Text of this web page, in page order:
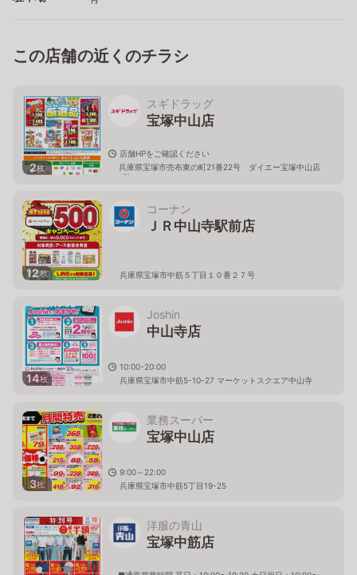
この店舗の近くのチラシ
2枚
スギドラッグ
宝塚中山店
店舗HPをご確認ください
兵庫県宝塚市売布東の町21番22号 ダイエー宝塚中山店
1階
12枚
コーナン
ＪＲ中山寺駅前店
兵庫県宝塚市中筋５丁目１０番２７号
14枚
Joshin
中山寺店
10:00-20:00
兵庫県宝塚市中筋5-10-27 マーケットスクエア中山寺
3枚
業務スーパー
宝塚中山店
9:00～22:00
兵庫県宝塚市中筋5丁目19-25
洋服の青山
宝塚中筋店